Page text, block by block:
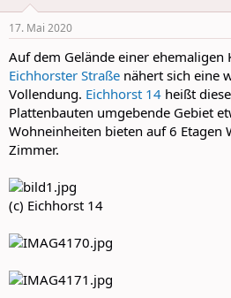
s
17. Mai 2020
Auf dem Gelände einer ehemaligen
Eichhorster Straße nähert sich eine
Vollendung. Eichhorst 14 heißt
Plattenbauten umgebende Gebiet
Wohneinheiten bieten auf 6 Etagen
Zimmer.
(c) Eichhorst 14